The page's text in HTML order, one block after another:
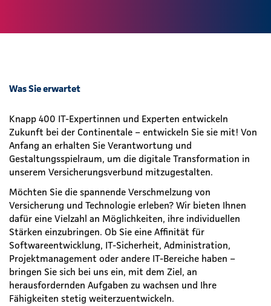
Was Sie erwartet
Knapp 400 IT-Expertinnen und Experten entwickeln
Zukunft bei der Continentale – entwickeln Sie sie mit! Von
Anfang an erhalten Sie Verantwortung und
Gestaltungsspielraum, um die digitale Transformation in
unserem Versicherungsverbund mitzugestalten.
Möchten Sie die spannende Verschmelzung von
Versicherung und Technologie erleben? Wir bieten Ihnen
dafür eine Vielzahl an Möglichkeiten, ihre individuellen
Stärken einzubringen. Ob Sie eine Affinität für
Softwareentwicklung, IT-Sicherheit, Administration,
Projektmanagement oder andere IT-Bereiche haben –
bringen Sie sich bei uns ein, mit dem Ziel, an
herausfordernden Aufgaben zu wachsen und Ihre
Fähigkeiten stetig weiterzuentwickeln.